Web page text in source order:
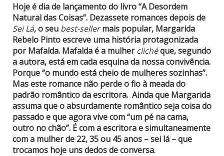
Hoje é dia de lançamento do livro “A Desordem
Natural das Coisas”. Dezassete romances depois de
Sei Lá, o seu best-sellermais popular, Margarida
Rebelo Pinto escreve uma história protagonizada
por Mafalda. Mafalda é a mulherclichéque, segundo
a autora, está em cada esquina da nossa convivência.
Porque “o mundo está cheio de mulheres sozinhas”.
Mas este romance não perde o fio à meada do
padrão romântico da escritora. Ainda que Margarida
assuma que o absurdamente romântico seja coisa do
passado e que agora vive com “um pé na cama,
outro no chão”. É com a escritora e simultaneamente
com a mulher de 22, 35 ou 45 anos – sei lá – que
trocamos hoje uns dedos de conversa.